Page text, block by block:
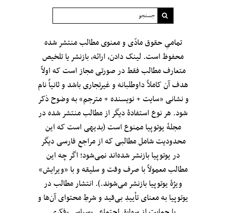
تمامیِ حقوق مادّی و معنوی مطالب منتشر شده
محفوظ است. لینک دادن، ارائه، بازنشر یا تلخیص
متعارف مطالب فقط در صورتی مجاز است که اولاً
هدف آن کاملاً داوطلبانه و غیرتجاری باشد و ثانیاً نام
و نشانی «سایت + نویسنده + مترجم» به وضوح ذکر
شود. هر نوع استفادهٔ دیگر از مطالب منتشر شده در
مجلهٔ یوتوپیا ممنوع است (بدیهی است که این
محدودیت شامل مطالبی که از مراجعِ فارسی دیگر
در یوتوپیا بازنشر شده‌اند نمی‌شود؛ اگر چه این
مطالب معمولاً با صرف وقت و سلیقه و با «ویرایش»
ویژهٔ یوتوپیا بازنشر می‌شوند.). انتشار مطالب در
یوتوپیا به معنای تأییدِ بی‌قید‌ و شرطِ محتوای آن‌ها و